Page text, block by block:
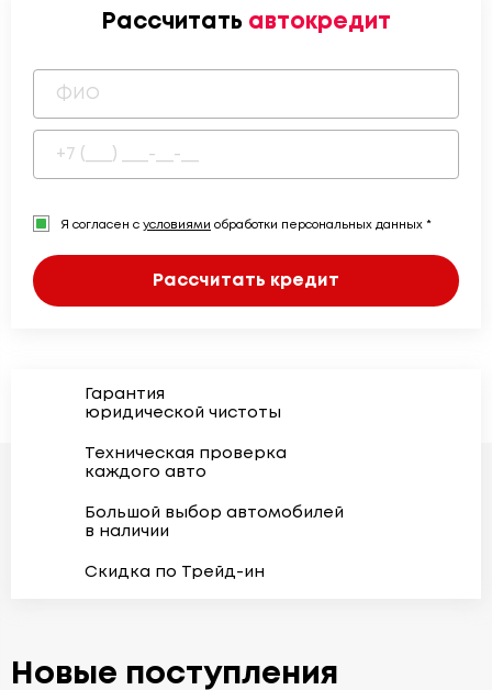
Рассчитать автокредит
Я согласен с условиями обработки персональных данных *
Рассчитать кредит
Гарантия
юридической чистоты
Техническая проверка
каждого авто
Большой выбор автомобилей
в наличии
Скидка по Трейд-ин
Новые поступления